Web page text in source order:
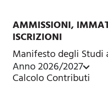
AMMISSIONI,
ISCRIZIONI
Manifesto degli Studi
Anno 2026/2027
Calcolo Contributi